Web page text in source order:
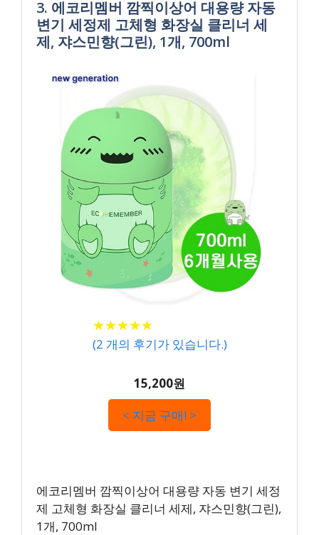
3. 에코리멤버 깜찍이상어 대용량 자동
변기 세정제 고체형 화장실 클리너 세
제, 쟈스민향(그린), 1개, 700ml
★★★★★
★★★★★
(2 개의 후기가 있습니다.)
15,200원
< 지금 구매! >
에코리멤버 깜찍이상어 대용량 자동 변기 세정
제 고체형 화장실 클리너 세제, 쟈스민향(그린),
1개, 700ml